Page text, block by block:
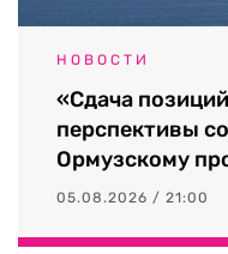
НОВОСТИ
«Сдача
перспективы
Ормузскому
05.08.2026 / 21:00